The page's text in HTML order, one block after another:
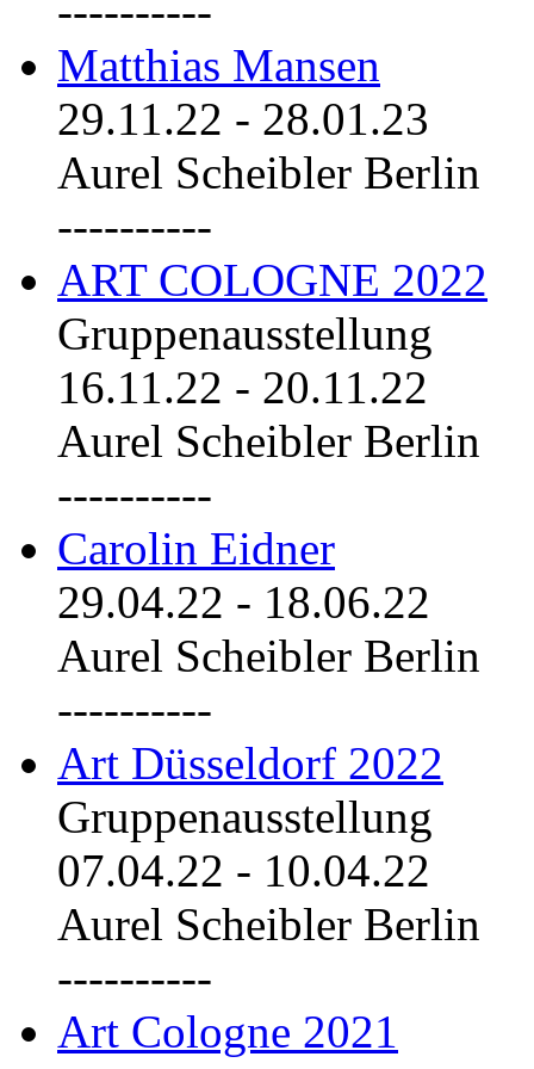
----------
Matthias Mansen
29.11.22 - 28.01.23
Aurel Scheibler Berlin
----------
ART COLOGNE 2022
Gruppenausstellung
16.11.22 - 20.11.22
Aurel Scheibler Berlin
----------
Carolin Eidner
29.04.22 - 18.06.22
Aurel Scheibler Berlin
----------
Art Düsseldorf 2022
Gruppenausstellung
07.04.22 - 10.04.22
Aurel Scheibler Berlin
----------
Art Cologne 2021